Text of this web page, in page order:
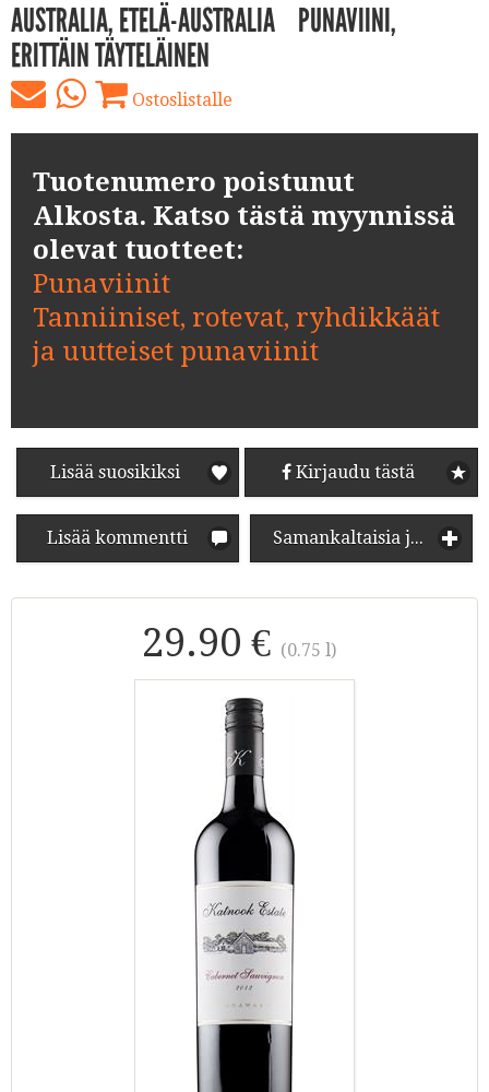
AUSTRALIA, ETELÄ-AUSTRALIA
PUNAVIINI,
ERITTÄIN TÄYTELÄINEN
Ostoslistalle
Tuotenumero poistunut
Alkosta. Katso tästä myynnissä
olevat tuotteet:
Punaviinit
Tanniiniset, rotevat, ryhdikkäät
ja uutteiset punaviinit
Lisää suosikiksi Kirjaudu tästä
Lisää kommentti Samankaltaisia juomia
29.90 € (0.75 l)